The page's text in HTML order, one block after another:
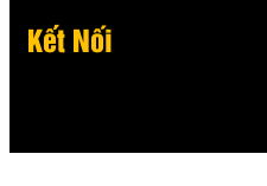
Kết Nối